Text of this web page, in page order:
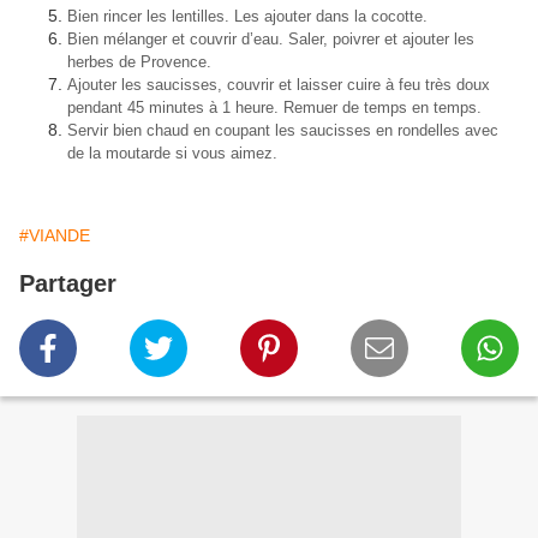
Bien rincer les lentilles. Les ajouter dans la cocotte.
Bien mélanger et couvrir d’eau. Saler, poivrer et ajouter les
herbes de Provence.
Ajouter les saucisses, couvrir et laisser cuire à feu très doux
pendant 45 minutes à 1 heure. Remuer de temps en temps.
Servir bien chaud en coupant les saucisses en rondelles avec
de la moutarde si vous aimez.
#VIANDE
Partager